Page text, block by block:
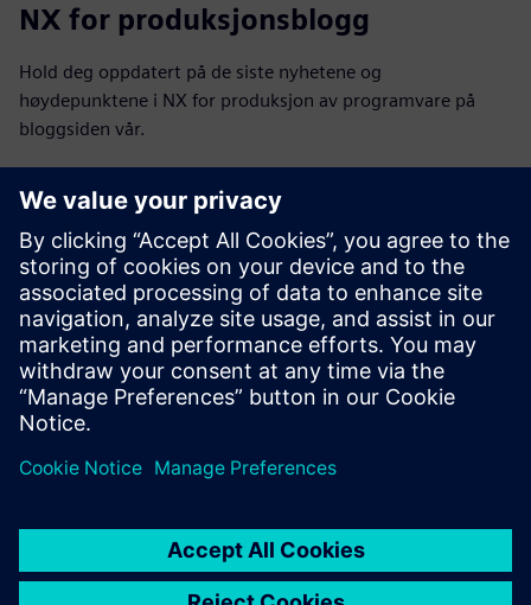
NX for produksjonsblogg
Hold deg oppdatert på de siste nyhetene og
høydepunktene i NX for produksjon av programvare på
bloggsiden vår.
NX for produksjonsmiljøet
Bli med i samtalen eller få svar på alle spørsmål om NX for
produksjonsprogramvare.
Besøk fellesskapet